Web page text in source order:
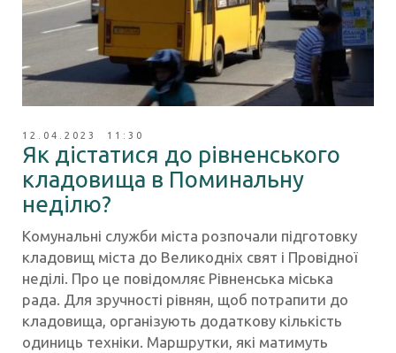
12.04.2023 11:30
Як дістатися до рівненського
кладовища в Поминальну
неділю?
Комунальні служби міста розпочали підготовку
кладовищ міста до Великодніх свят і Провідної
неділі. Про це повідомляє Рівненська міська
рада. Для зручності рівнян, щоб потрапити до
кладовища, організують додаткову кількість
одиниць техніки. Маршрутки, які матимуть